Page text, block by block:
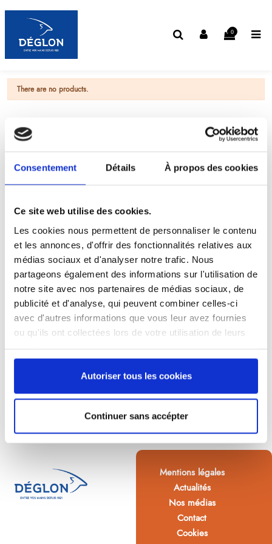
Consentement Détails À propos des cookies
Ce site web utilise des cookies.
Les cookies nous permettent de personnaliser le contenu
et les annonces, d'offrir des fonctionnalités relatives aux
médias sociaux et d'analyser notre trafic. Nous
partageons également des informations sur l'utilisation de
notre site avec nos partenaires de médias sociaux, de
publicité et d'analyse, qui peuvent combiner celles-ci
avec d'autres informations que vous leur avez fournies
ou qu'ils ont collectées lors de votre utilisation de leurs
Autoriser tous les cookies
Continuer sans accépter
0
There are no products.
Mentions légales
Actualités
Nos médias
Contact
Cookies